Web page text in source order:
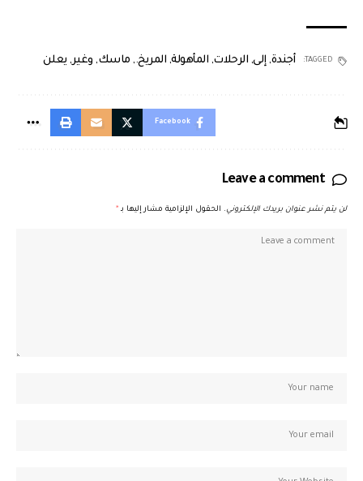
TAGGED: أجندة,إلى, الرحلات, المأهولة, المريخ., ماسك, وغير, يعلن
Facebook
Leave a comment
لن يتم نشر عنوان بريدك الإلكتروني. الحقول الإلزامية مشار إليها بـ *